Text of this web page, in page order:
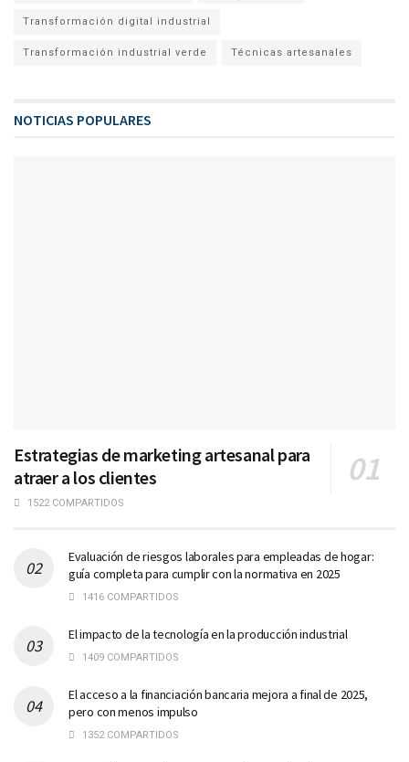
Transformación digital industrial
Transformación industrial verde Técnicas artesanales
NOTICIAS POPULARES
Estrategias de marketing artesanal para
atraer a los clientes
1522 COMPARTIDOS
Evaluación de riesgos laborales para empleadas de hogar:
guía completa para cumplir con la normativa en 2025
1416 COMPARTIDOS
El impacto de la tecnología en la producción industrial
1409 COMPARTIDOS
El acceso a la financiación bancaria mejora a final de 2025,
pero con menos impulso
1352 COMPARTIDOS